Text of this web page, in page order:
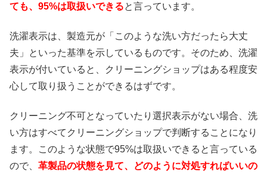
ても、95%は取扱いできると言っています。
洗濯表示は、製造元が「このような洗い方だったら大丈
夫」といった基準を示しているものです。そのため、洗濯
表示が付いていると、クリーニングショップはある程度安
心して取り扱うことができるはずです。
クリーニング不可となっていたり選択表示がない場合、洗
い方はすべてクリーニングショップで判断することになり
ます。このような状態で95%は取扱いできると言っている
ので、 革製品の状態を見て、どのように対処すればいいの